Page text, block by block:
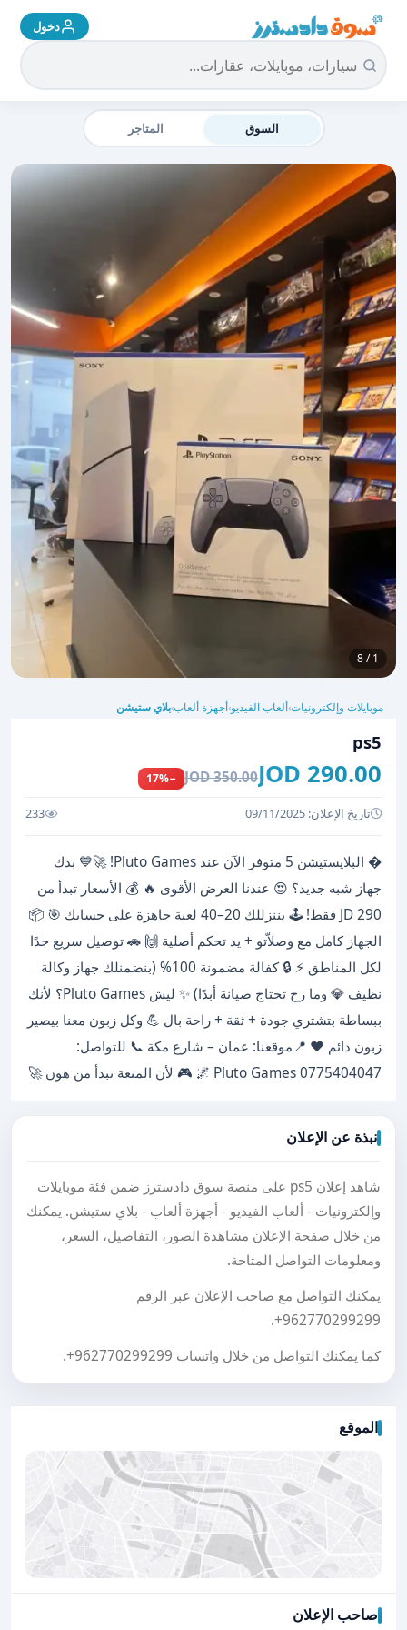
سوق دادسترز الرئيسية دخول
السوق المتاجر
1 / 8
موبايلات وإلكترونيات›ألعاب الفيديو›أجهزة ألعاب›بلاي ستيشن
ps5
290.00 JOD
350.00 JOD
−17%
تاريخ الإعلان: 09/11/2025 233
� البلايستيشن 5 متوفر الآن عند Pluto Games! 🚀💙 بدك
جهاز شبه جديد؟ 😍 عندنا العرض الأقوى 🔥 💰 الأسعار تبدأ من
290 JD فقط! 🕹️ بننزللك 20–40 لعبة جاهزة على حسابك 🎯 📦
الجهاز كامل مع وصلاّتو + يد تحكم أصلية 🙌 🚗 توصيل سريع جدًا
لكل المناطق ⚡ 🔒 كفالة مضمونة 100% (بنضمنلك جهاز وكالة
نظيف 💎 وما رح تحتاج صيانة أبدًا) ✨ ليش Pluto Games؟ لأنك
ببساطة بتشتري جودة + ثقة + راحة بال 💪 وكل زبون معنا بيصير
زبون دائم ❤️ 📍موقعنا: عمان – شارع مكة 📞 للتواصل:
0775404047 Pluto Games 🌌 🎮 لأن المتعة تبدأ من هون 🚀
نبذة عن الإعلان
شاهد إعلان ps5 على منصة سوق دادسترز ضمن فئة موبايلات
وإلكترونيات - ألعاب الفيديو - أجهزة ألعاب - بلاي ستيشن. يمكنك
من خلال صفحة الإعلان مشاهدة الصور، التفاصيل، السعر،
ومعلومات التواصل المتاحة.
يمكنك التواصل مع صاحب الإعلان عبر الرقم
+962770299299
.
كما يمكنك التواصل من خلال واتساب +962770299299
.
الموقع
صاحب الإعلان